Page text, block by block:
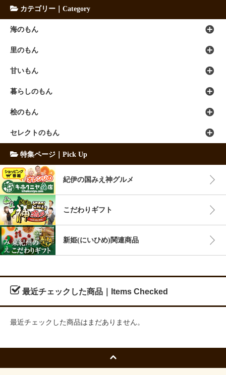
カテゴリー｜Category
海のもん
里のもん
甘いもん
暮らしのもん
桧のもん
セレクトのもん
特集ページ｜Pick Up
紀伊の国みえ神グルメ
こだわりギフト
新姫(にいひめ)関連商品
最近チェックした商品｜Items Checked
最近チェックした商品はまだありません。